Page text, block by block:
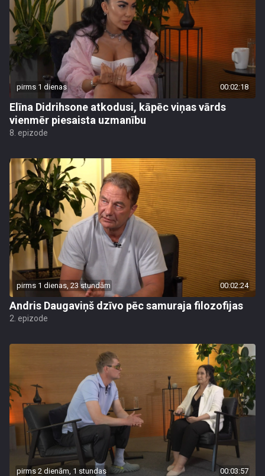
pirms 1 dienas 00:02:18
Elīna Didrihsone atkodusi, kāpēc viņas vārds
vienmēr piesaista uzmanību
8. epizode
pirms 1 dienas, 23 stundām 00:02:24
Andris Daugaviņš dzīvo pēc samuraja filozofijas
2. epizode
pirms 2 dienām, 1 stundas 00:03:57